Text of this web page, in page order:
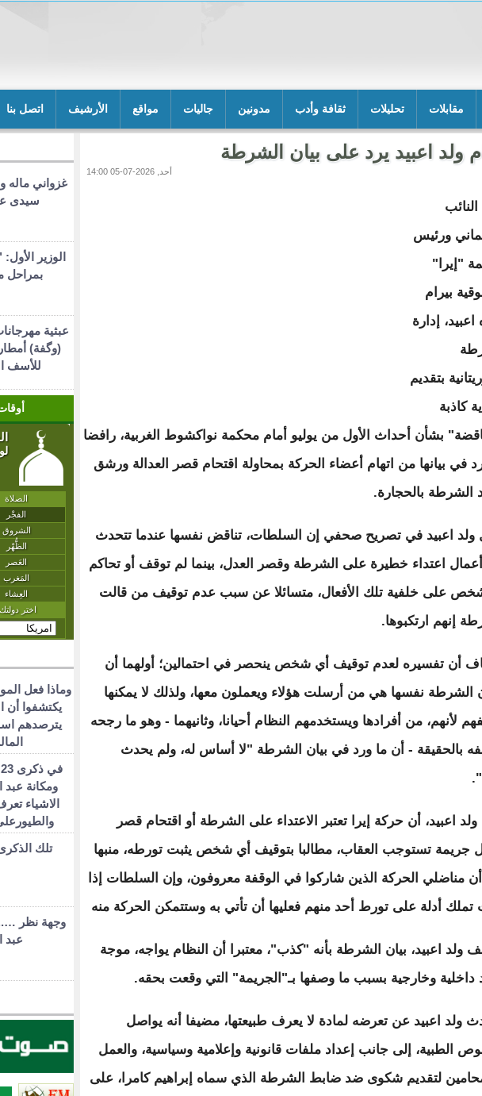
مقابلات تحليلات ثقافة وأدب مدونين جاليات مواقع الأرشيف اتصل بنا
ولد اعبيد يرد على بيان الشرطة
أحد, 2026-07-05 14:00
النائب
ورئيس
"إيرا"
بيرام
اعبيد، إدارة
بتقديم
كاذبة
بشأن أحداث الأول من يوليو أمام محكمة نواكشوط الغربية، رافضا
في بيانها من اتهام أعضاء الحركة بمحاولة اقتحام قصر العدالة ورشق
الشرطة بالحجارة.
ولد اعبيد في تصريح صحفي إن السلطات، تناقض نفسها عندما تتحدث
اعتداء خطيرة على الشرطة وقصر العدل، بينما لم توقف أو تحاكم
على خلفية تلك الأفعال، متسائلا عن سبب عدم توقيف من قالت
إنهم ارتكبوها.
أن تفسيره لعدم توقيف أي شخص ينحصر في احتمالين؛ أولهما أن
الشرطة نفسها هي من أرسلت هؤلاء ويعملون معها، ولذلك لا يمكنها
لأنهم، من أفرادها ويستخدمهم النظام أحيانا، وثانيهما - وهو ما رجحه
بالحقيقة - أن ما ورد في بيان الشرطة "لا أساس له، ولم يحدث
ولد اعبيد، أن حركة إيرا تعتبر الاعتداء على الشرطة أو اقتحام قصر
جريمة تستوجب العقاب، مطالبا بتوقيف أي شخص يثبت تورطه، منبها
مناضلي الحركة الذين شاركوا في الوقفة معروفون، وإن السلطات إذا
تملك أدلة على تورط أحد منهم فعليها أن تأتي به وستتمكن الحركة منه
ولد اعبيد، بيان الشرطة بأنه "كذب"، معتبرا أن النظام يواجه، موجة
داخلية وخارجية بسبب ما وصفها بـ"الجريمة" التي وقعت بحقه.
ولد اعبيد عن تعرضه لمادة لا يعرف طبيعتها، مضيفا أنه يواصل
الطبية، إلى جانب إعداد ملفات قانونية وإعلامية وسياسية، والعمل
لتقديم شكوى ضد ضابط الشرطة الذي سماه إبراهيم كامرا، على
غزواني ماله
سيدى
الوزير
بمراحل
عبثية
(وگفة)
للأسف
وماذا فعل
يكتشفوا أن
يترصدهم
ومكانة عبد
الاشياء
تلك
وجهة نظر
عبد